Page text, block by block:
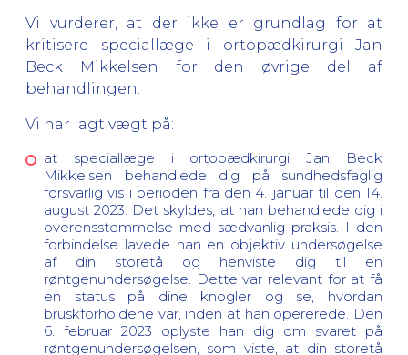
Vi vurderer, at der ikke er grundlag for at
kritisere speciallæge i ortopædkirurgi Jan
Beck Mikkelsen for den øvrige del af
behandlingen.
Vi har lagt vægt på:
at speciallæge i ortopædkirurgi Jan Beck
Mikkelsen behandlede dig på sundhedsfaglig
forsvarlig vis i perioden fra den 4. januar til den 14.
august 2023. Det skyldes, at han behandlede dig i
overensstemmelse med sædvanlig praksis. I den
forbindelse lavede han en objektiv undersøgelse
af din storetå og henviste dig til en
røntgenundersøgelse. Dette var relevant for at få
en status på dine knogler og se, hvordan
bruskforholdene var, inden at han opererede. Den
6. februar 2023 oplyste han dig om svaret på
røntgenundersøgelsen, som viste, at din storetå